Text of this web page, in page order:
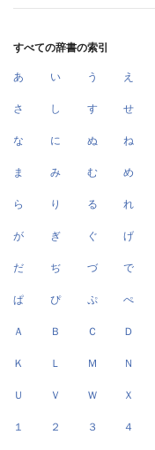
すべての辞書の索引
あ い う え
さ し す せ
な に ぬ ね
ま み む め
ら り る れ
が ぎ ぐ げ
だ ぢ づ で
ぱ ぴ ぷ ぺ
Ａ Ｂ Ｃ Ｄ
Ｋ Ｌ Ｍ Ｎ
Ｕ Ｖ Ｗ Ｘ
１ ２ ３ ４